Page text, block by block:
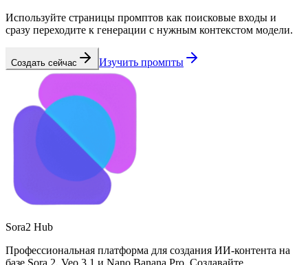
Используйте страницы промптов как поисковые входы и
сразу переходите к генерации с нужным контекстом модели.
Создать сейчас Изучить промпты
Sora2 Hub
Профессиональная платформа для создания ИИ-контента на
базе Sora 2, Veo 3.1 и Nano Banana Pro. Создавайте